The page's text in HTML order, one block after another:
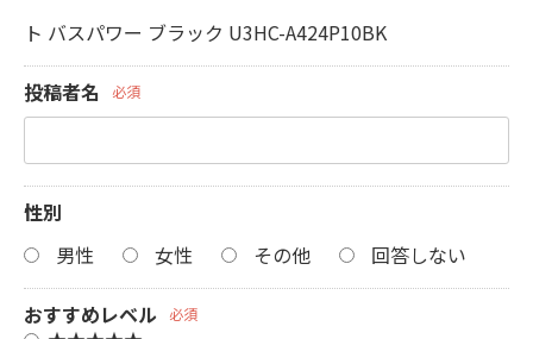
ト バスパワー ブラック U3HC-A424P10BK
投稿者名 必須
性別
男性
女性 その他 回答しない
おすすめレベル 必須